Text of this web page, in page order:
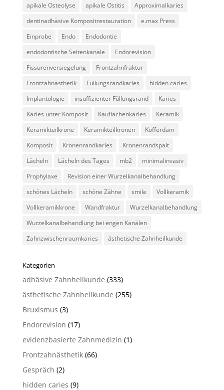
apikale Osteolyse
apikale Ostitis
Approximalkaries
dentinadhäsive Kompositrestauration
e.max Press
Einprobe
Endo
Endodontie
endodontische Seitenkanäle
Endorevision
Fissurenversiegelung
Frontzahnfraktur
Frontzahnästhetik
Füllungsrandkaries
hidden caries
Implantologie
insuffizienter Füllungsrand
Karies
Karies unter Komposit
Kauflächenkaries
Keramik
Keramikteilkrone
Keramikteilkronen
Kofferdam
Komposit
Kronenrandkaries
Kronenrandspalt
Lächeln
Lächeln des Tages mb2
minimalinvasiv
Prophylaxe
Revision einer Wurzelkanalbehandlung
schönes Lächeln
schöne Zähne smile
Vollkeramik
Vollkeramikkrone
Wandfraktur
Wurzelkanalbehandlung
Wurzelkanalbehandlung bei engen Kanälen
Zahnzwischenraumkaries
ästhetische Zahnheilkunde
Kategorien
adhäsive Zahnheilkunde (333)
ästhetische Zahnheilkunde (255)
Bruxismus (3)
Endorevision (17)
evidenzbasierte Zahnmedizin (1)
Frontzahnästhetik(66)
Gespräch (2)
hidden caries (9)